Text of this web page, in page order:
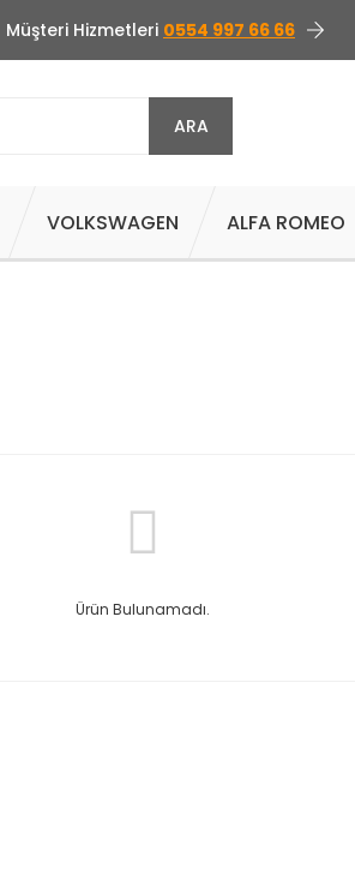
Müşteri Hizmetleri 0554 997 66 66
ARA
VOLKSWAGEN ALFA ROMEO
Ürün Bulunamadı.